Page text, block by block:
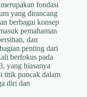
fondasi
yang dirancang
berbagai konsep
pemahaman
dan
penting dari
berfokus pada
yang biasanya
titik puncak dalam
diri dan